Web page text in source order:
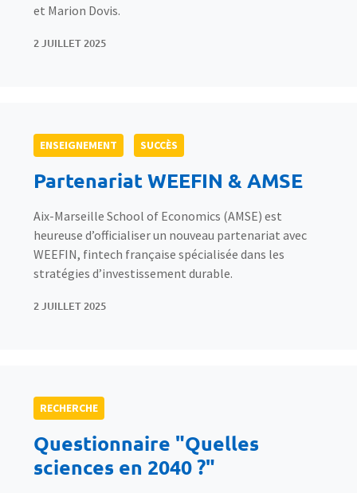
et Marion Dovis.
2 JUILLET 2025
ENSEIGNEMENT SUCCÈS
Partenariat WEEFIN & AMSE
Aix-Marseille School of Economics (AMSE) est
heureuse d’officialiser un nouveau partenariat avec
WEEFIN, fintech française spécialisée dans les
stratégies d’investissement durable.
2 JUILLET 2025
RECHERCHE
Questionnaire "Quelles
sciences en 2040 ?"